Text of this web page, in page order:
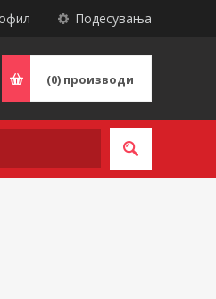
Подесувања
(0) производи